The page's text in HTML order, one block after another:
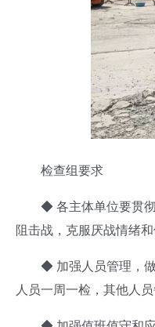
检查组要求
◆ 各主体单位要贯彻落
阻击战，克服厌战情绪
◆ 加强人员管理，做好
人员一周一检，其他人员